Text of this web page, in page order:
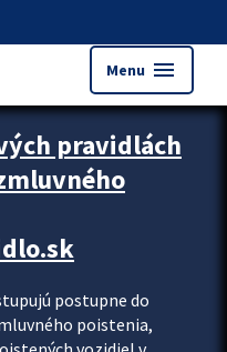
Menu menu
pravidlách
postupne do
poistenia,